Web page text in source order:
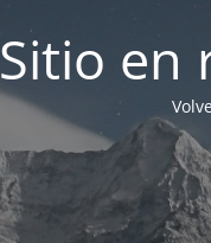
Sitio en